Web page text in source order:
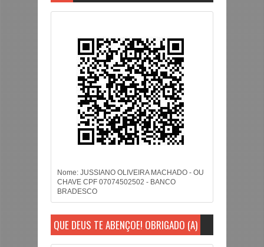
Nome: JUSSIANO OLIVEIRA MACHADO - OU
CHAVE CPF 07074502502 - BANCO
BRADESCO
QUE DEUS TE ABENÇOE! OBRIGADO (A)